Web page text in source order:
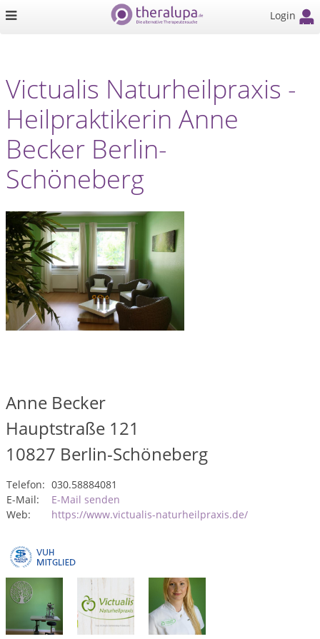
Login
Victualis Naturheilpraxis -
Heilpraktikerin Anne
Becker Berlin-
Schöneberg
Anne Becker
Hauptstraße 121
10827 Berlin-Schöneberg
Telefon: 030.58884081
E-Mail:
E-Mail senden
Web:
https://www.victualis-naturheilpraxis.de/